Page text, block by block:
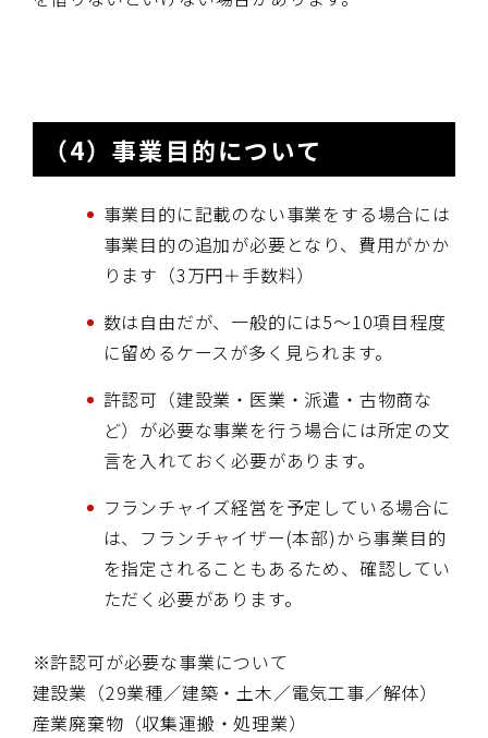
（4）事業目的について
事業目的に記載のない事業をする場合には
事業目的の追加が必要となり、費用がかか
ります（3万円＋手数料）
数は自由だが、一般的には5～10項目程度
に留めるケースが多く見られます。
許認可（建設業・医業・派遣・古物商な
ど）が必要な事業を行う場合には所定の文
言を入れておく必要があります。
フランチャイズ経営を予定している場合に
は、フランチャイザー(本部)から事業目的
を指定されることもあるため、確認してい
ただく必要があります。
※許認可が必要な事業について
建設業（29業種／建築・土木／電気工事／解体）
産業廃棄物（収集運搬・処理業）